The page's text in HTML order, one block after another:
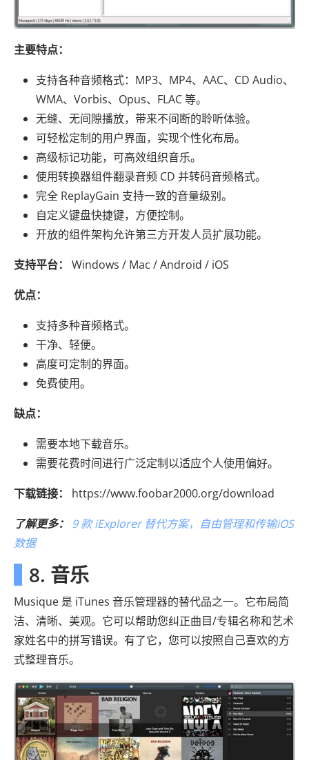
主要特点：
支持各种音频格式：MP3、MP4、AAC、CD Audio、
WMA、Vorbis、Opus、FLAC 等。
无缝、无间隙播放，带来不间断的聆听体验。
可轻松定制的用户界面，实现个性化布局。
高级标记功能，可高效组织音乐。
使用转换器组件翻录音频 CD 并转码音频格式。
完全 ReplayGain 支持一致的音量级别。
自定义键盘快捷键，方便控制。
开放的组件架构允许第三方开发人员扩展功能。
支持平台：
Windows / Mac / Android / iOS
优点：
支持多种音频格式。
干净、轻便。
高度可定制的界面。
免费使用。
缺点：
需要本地下载音乐。
需要花费时间进行广泛定制以适应个人使用偏好。
下载链接：
https://www.foobar2000.org/download
了解更多： 9 款 iExplorer 替代方案，自由管理和传输iOS
数据
8. 音乐
Musique 是 iTunes 音乐管理器的替代品之一。它布局简
洁、清晰、美观。它可以帮助您纠正曲目/专辑名称和艺术
家姓名中的拼写错误。有了它，您可以按照自己喜欢的方
式整理音乐。